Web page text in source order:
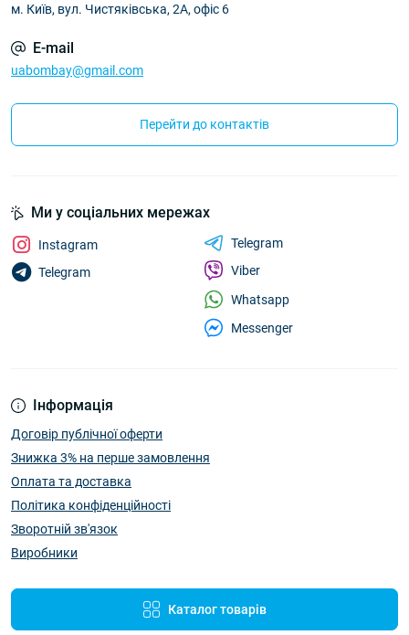
м. Київ, вул. Чистяківська, 2А, офіс 6
E-mail
uabombay@gmail.com
Перейти до контактів
Інформація
Договір публічної оферти
Знижка 3% на перше замовлення
Оплата та доставка
Політика конфіденційності
Зворотній зв'язок
Виробники
Каталог товарів
Ми у соціальних мережах
Instagram
Telegram
Telegram
Viber
Whatsapp
Messenger